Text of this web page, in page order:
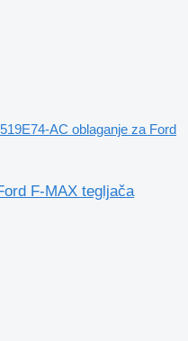
AC oblaganje za Ford
F-MAX tegljača